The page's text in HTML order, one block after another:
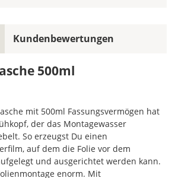
500ml
mit 500ml Fassungsvermögen hat
der das Montagewasser
So erzeugst Du einen
auf dem die Folie vor dem
und ausgerichtet werden kann.
enorm. Mit
Kundenbewertungen